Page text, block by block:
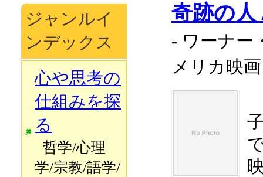
ジャンルイ
ンデックス
心や思考の
仕組みを探
る
哲学/心理
学/宗教/語学/
奇跡の人
- ワーナー
メリカ映